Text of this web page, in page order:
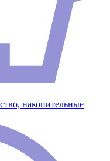
накопительные